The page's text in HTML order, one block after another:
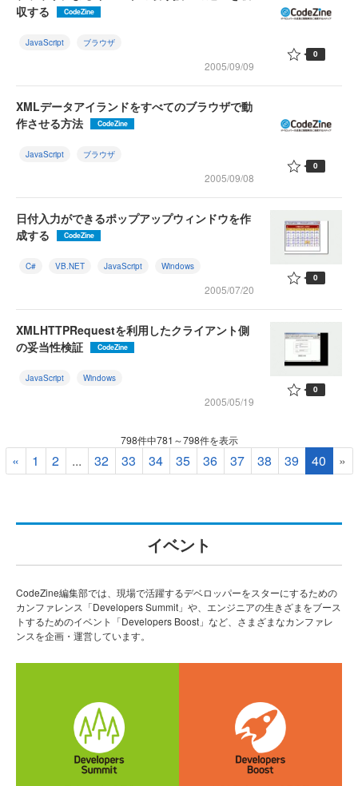
収する
CodeZine
JavaScript ブラウザ
2005/09/09
0
XMLデータアイランドをすべてのブラウザで動
作させる方法
CodeZine
JavaScript ブラウザ
2005/09/08
0
日付入力ができるポップアップウィンドウを作
成する
CodeZine
C# VB.NET JavaScript Windows
2005/07/20
0
XMLHTTPRequestを利用したクライアント側
の妥当性検証
CodeZine
JavaScript Windows
2005/05/19
0
798件中781～798件を表示
« 1 2 ... 32 33 34 35 36 37 38 39 40 »
イベント
CodeZine編集部では、現場で活躍するデベロッパーをスターにするための
カンファレンス「Developers Summit」や、エンジニアの生きざまをブース
トするためのイベント「Developers Boost」など、さまざまなカンファレ
ンスを企画・運営しています。